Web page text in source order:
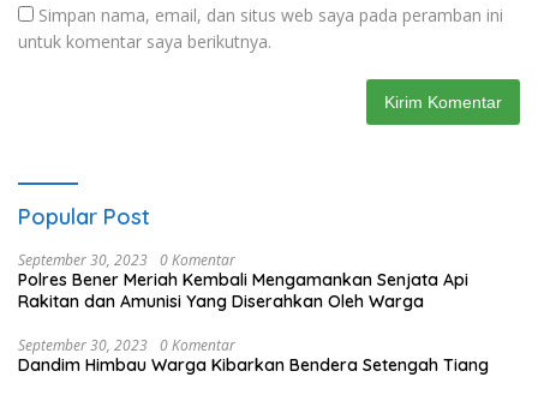
Simpan nama, email, dan situs web saya pada peramban ini
untuk komentar saya berikutnya.
Popular Post
September 30, 2023 0 Komentar
Polres Bener Meriah Kembali Mengamankan Senjata Api
Rakitan dan Amunisi Yang Diserahkan Oleh Warga
September 30, 2023 0 Komentar
Dandim Himbau Warga Kibarkan Bendera Setengah Tiang